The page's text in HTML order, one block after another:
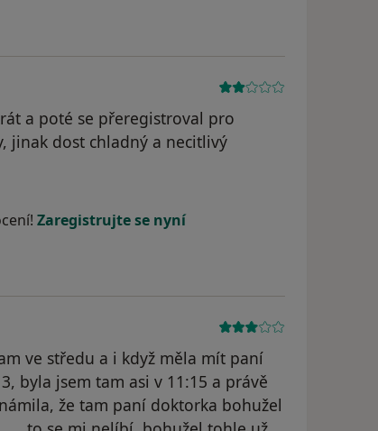
a poté se přeregistroval pro
jinak dost chladný a necitlivý
odstraněn
Zaregistrujte se nyní
ve středu a i když měla mít paní
byla jsem tam asi v 11:15 a právě
že tam paní doktorka bohužel